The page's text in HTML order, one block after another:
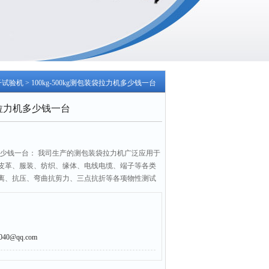
试验机 > 100kg-500kg测包装袋拉力机多少钱一台
力机多少钱一台
钱一台： 我司生产的测包装袋拉力机广泛应用于
革、服装、纺织、缘体、电线电缆、端子等各类
、抗压、弯曲抗剪力、三点抗折等各项物性测试